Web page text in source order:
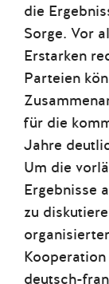
die
Sorge. Vor
Erstarken
Parteien
für die
Jahre
Um die
Ergebnisse
zu
deutsch-